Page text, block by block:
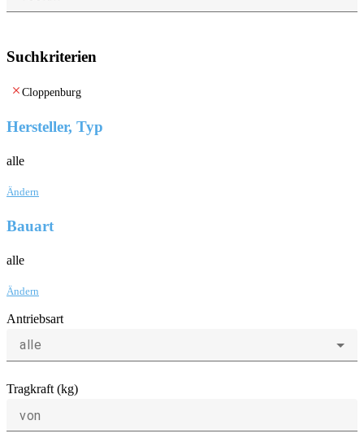
Suchkriterien
clear Cloppenburg
Hersteller, Typ
alle
Ändern
Bauart
alle
Ändern
Antriebsart
alle
Tragkraft (kg)
von